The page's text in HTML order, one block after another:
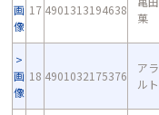
画
像
17 4901313194638
菓
画
像
18 4901032175376
ア
ルト